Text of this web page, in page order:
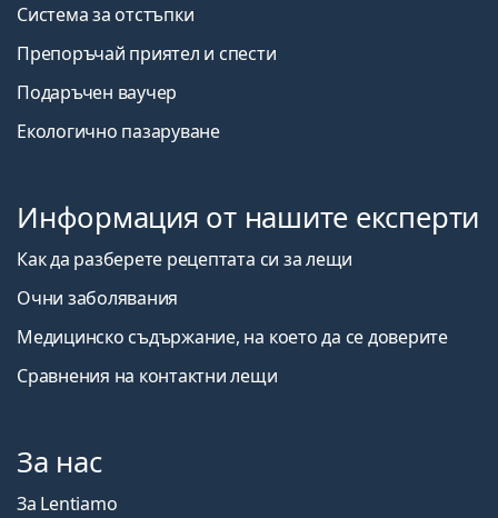
Система за отстъпки
Препоръчай приятел и спести
Подаръчен ваучер
Екологично пазаруване
Информация от нашите експерти
Как да разберете рецептата си за лещи
Очни заболявания
Медицинско съдържание, на което да се доверите
Сравнения на контактни лещи
За нас
За Lentiamo